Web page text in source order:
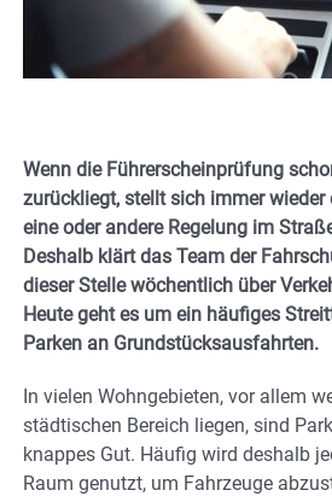
Wenn die Führerscheinprüfung
zurückliegt, stellt sich immer wieder
eine oder andere Regelung im
Deshalb klärt das Team der
dieser Stelle wöchentlich über
Heute geht es um ein häufiges
Parken an Grundstücksausfahrten.
In vielen Wohngebieten, vor allem
städtischen Bereich liegen, sind
knappes Gut. Häufig wird deshalb
Raum genutzt, um Fahrzeuge